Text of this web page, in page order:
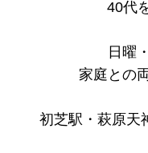
40代
日曜
家庭との
初芝駅・萩原天